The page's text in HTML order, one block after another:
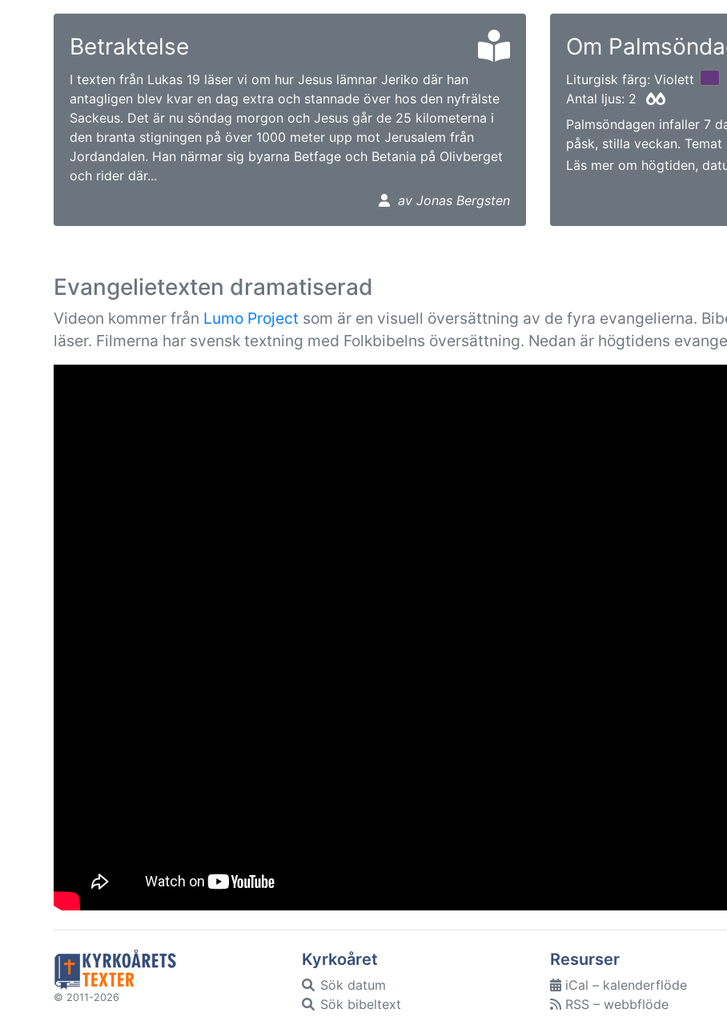
Betraktelse
I texten från Lukas 19 läser vi om hur Jesus lämnar Jeriko där han
antagligen blev kvar en dag extra och stannade över hos den nyfrälste
Sackeus. Det är nu söndag morgon och Jesus går de 25 kilometerna i
den branta stigningen på över 1000 meter upp mot Jerusalem från
Jordandalen. Han närmar sig byarna Betfage och Betania på Olivberget
och rider där...
av Jonas Bergsten
Om
Liturgisk färg: Violett
Antal ljus: 2
Palmsöndagen infaller 7
påsk, stilla veckan.
Läs mer om högtiden,
Evangelietexten dramatiserad
Videon kommer från Lumo Project som är en visuell översättning av de fyra evangelierna.
läser. Filmerna har svensk textning med Folkbibelns översättning. Nedan är högtidens
© 2011-2026
Kyrkoåret
Sök datum
Sök bibeltext
Resurser
iCal – kalenderflöde
RSS – webbflöde